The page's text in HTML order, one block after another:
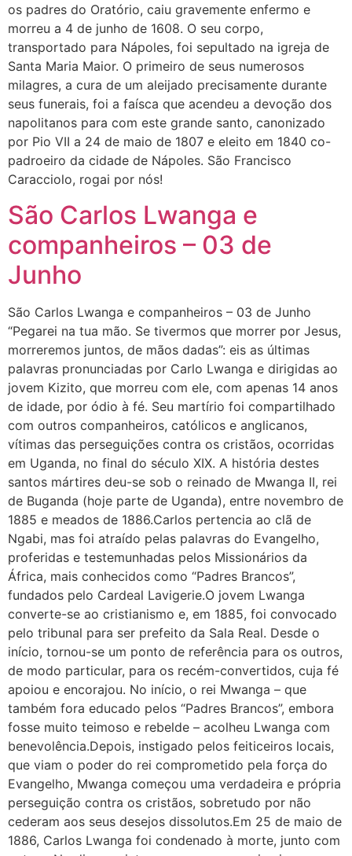
os padres do Oratório, caiu gravemente enfermo e
morreu a 4 de junho de 1608. O seu corpo,
transportado para Nápoles, foi sepultado na igreja de
Santa Maria Maior. O primeiro de seus numerosos
milagres, a cura de um aleijado precisamente durante
seus funerais, foi a faísca que acendeu a devoção dos
napolitanos para com este grande santo, canonizado
por Pio VII a 24 de maio de 1807 e eleito em 1840 co-
padroeiro da cidade de Nápoles. São Francisco
Caracciolo, rogai por nós!
São Carlos Lwanga e
companheiros – 03 de
Junho
São Carlos Lwanga e companheiros – 03 de Junho
“Pegarei na tua mão. Se tivermos que morrer por Jesus,
morreremos juntos, de mãos dadas”: eis as últimas
palavras pronunciadas por Carlo Lwanga e dirigidas ao
jovem Kizito, que morreu com ele, com apenas 14 anos
de idade, por ódio à fé. Seu martírio foi compartilhado
com outros companheiros, católicos e anglicanos,
vítimas das perseguições contra os cristãos, ocorridas
em Uganda, no final do século XIX. A história destes
santos mártires deu-se sob o reinado de Mwanga II, rei
de Buganda (hoje parte de Uganda), entre novembro de
1885 e meados de 1886.Carlos pertencia ao clã de
Ngabi, mas foi atraído pelas palavras do Evangelho,
proferidas e testemunhadas pelos Missionários da
África, mais conhecidos como “Padres Brancos”,
fundados pelo Cardeal Lavigerie.O jovem Lwanga
converte-se ao cristianismo e, em 1885, foi convocado
pelo tribunal para ser prefeito da Sala Real. Desde o
início, tornou-se um ponto de referência para os outros,
de modo particular, para os recém-convertidos, cuja fé
apoiou e encorajou. No início, o rei Mwanga – que
também fora educado pelos “Padres Brancos”, embora
fosse muito teimoso e rebelde – acolheu Lwanga com
benevolência.Depois, instigado pelos feiticeiros locais,
que viam o poder do rei comprometido pela força do
Evangelho, Mwanga começou uma verdadeira e própria
perseguição contra os cristãos, sobretudo por não
cederam aos seus desejos dissolutos.Em 25 de maio de
1886, Carlos Lwanga foi condenado à morte, junto com